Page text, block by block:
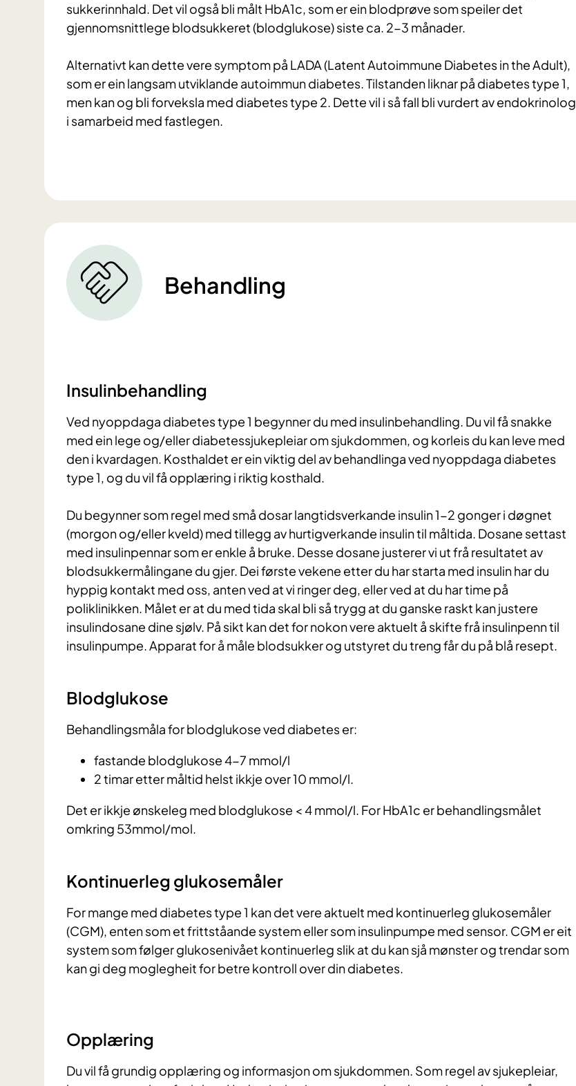
sukkerinnhald. Det vil også bli målt HbA1c, som er ein blodprøve som speiler det
gjennomsnittlege blodsukkeret (blodglukose) siste ca. 2-3 månader.
Alternativt kan dette vere symptom på LADA (Latent Autoimmune Diabetes in the Adult),
som er ein langsam utviklande autoimmun diabetes. Tilstanden liknar på diabetes type 1,
men kan og bli forveksla med diabetes type 2. Dette vil i så fall bli vurdert av endokrinolog
i samarbeid med fastlegen.
Behandling
Insulinbehandling
Ved nyoppdaga diabetes type 1 begynner du med insulinbehandling. Du vil få snakke
med ein lege og/eller diabetessjukepleiar om sjukdommen, og korleis du kan leve med
den i kvardagen. Kosthaldet er ein viktig del av behandlinga ved nyoppdaga diabetes
type 1, og du vil få opplæring i riktig kosthald.
Du begynner som regel med små dosar langtidsverkande insulin 1-2 gonger i døgnet
(morgon og/eller kveld) med tillegg av hurtigverkande insulin til måltida. Dosane settast
med insulinpennar som er enkle å bruke. Desse dosane justerer vi ut frå resultatet av
blodsukkermålingane du gjer. Dei første vekene etter du har starta med insulin har du
hyppig kontakt med oss, anten ved at vi ringer deg, eller ved at du har time på
poliklinikken. Målet er at du med tida skal bli så trygg at du ganske raskt kan justere
insulindosane dine sjølv. På sikt kan det for nokon vere aktuelt å skifte frå insulinpenn til
insulinpumpe. Apparat for å måle blodsukker og utstyret du treng får du på blå resept.
Blodglukose
Behandlingsmåla for blodglukose ved diabetes er:
fastande blodglukose 4-7 mmol/l
2 timar etter måltid helst ikkje over 10 mmol/l.
Det er ikkje ønskeleg med blodglukose < 4 mmol/l. For HbA1c er behandlingsmålet
omkring 53mmol/mol.
Kontinuerleg glukosemåler
For mange med diabetes type 1 kan det vere aktuelt med kontinuerleg glukosemåler
(CGM), enten som et frittståande system eller som insulinpumpe med sensor. CGM er eit
system som følger glukosenivået kontinuerleg slik at du kan sjå mønster og trendar som
kan gi deg moglegheit for betre kontroll over din diabetes.
Opplæring
Du vil få grundig opplæring og informasjon om sjukdommen. Som regel av sjukepleiar,